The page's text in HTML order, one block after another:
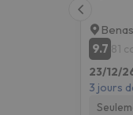
9.7 81
23/12/
3 jours